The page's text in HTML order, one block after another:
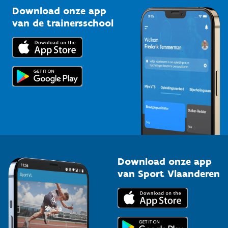
Bedrijven
Trainers en begeleiders
Topsporters
Kennisplatform
Downloads
Voor de pers
Download onze app
van de trainersschool
Download onze app
van Sport Vlaanderen